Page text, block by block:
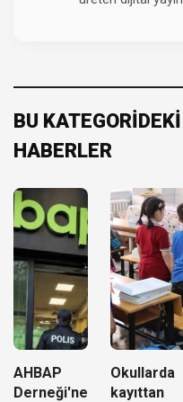
BU
HABERLER
AHBAP
Derneği'ne
Okullarda
kayıttan